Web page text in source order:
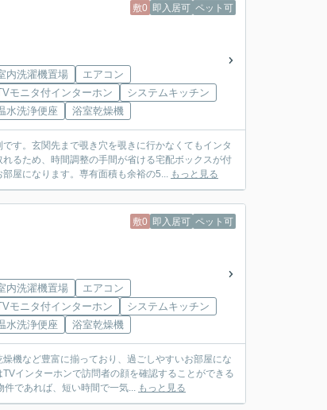
敷0 即入居可 ペット可
内洗濯機置場
エアコン
モニタ付インターホン
システムキッチン
水洗浄便座
浴室乾燥機
す。玄関先まで覗き穴を覗きに行かなくてもインタ
るため、時間調整の手間が省ける宅配ボックスが付
屋になります。専有面積も余裕の5... もっと見る
敷0 即入居可 ペット可
内洗濯機置場
エアコン
モニタ付インターホン
システムキッチン
水洗浄便座
浴室乾燥機
機など豊富に揃っており、過ごしやすいお部屋にな
インターホンで訪問者の顔を確認することができる
であれば、短い時間で一気... もっと見る